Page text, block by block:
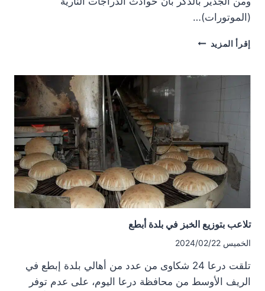
(الموتورات)…
إقرأ المزيد حوادث
في
تلاعب بتوزيع الخبز في بلدة أبطع
الخميس 2024/02/22
تلقت درعا 24 شكاوى من عدد من أهالي بلدة إبطع في
الريف الأوسط من محافظة درعا اليوم، على عدم توفر